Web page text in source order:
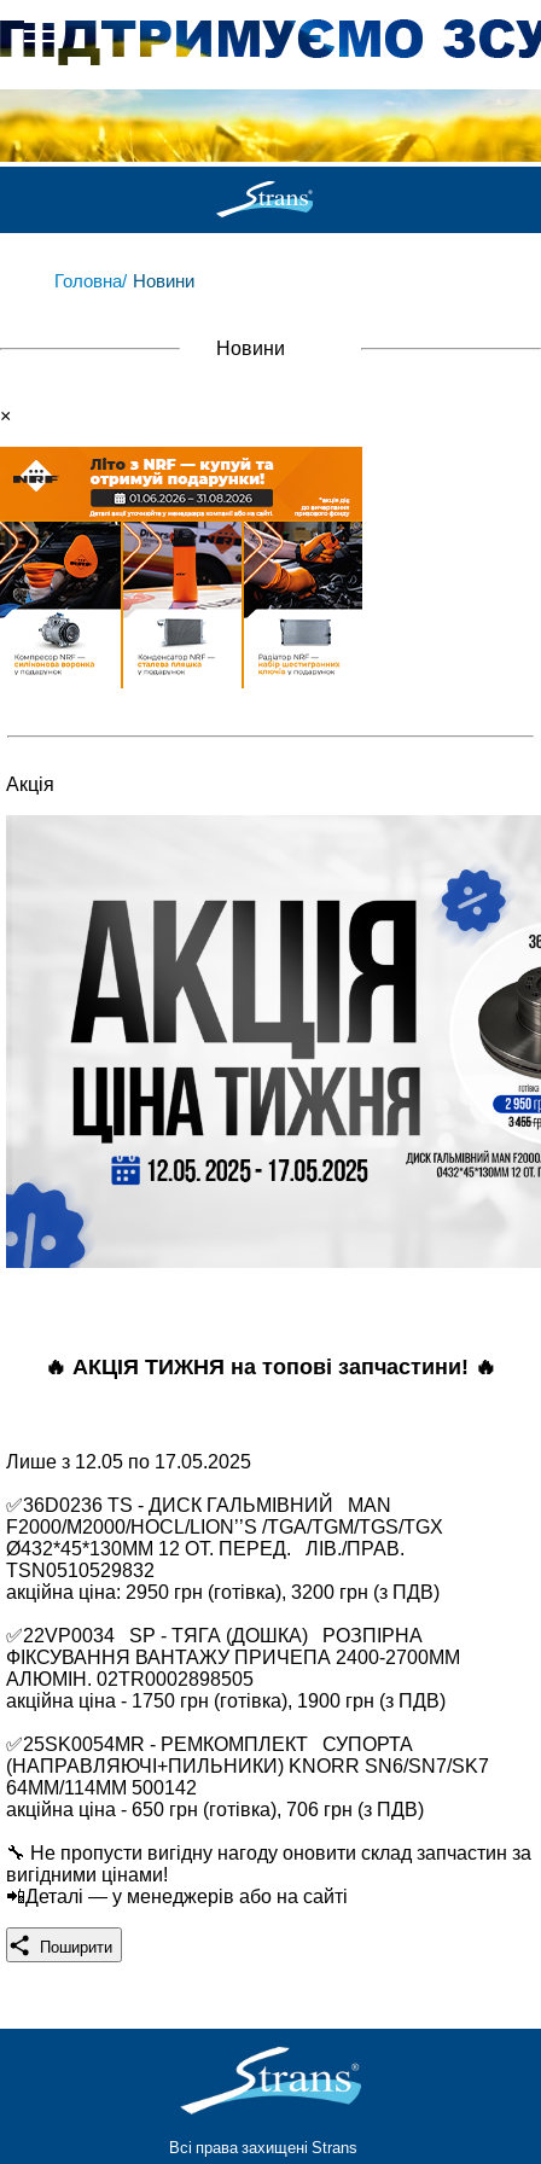
Головна/ Новини
Новини
×
Акція
🔥 АКЦІЯ ТИЖНЯ на топові запчастини! 🔥
Лише з 12.05 по 17.05.2025
✅36D0236 TS - ДИСК ГАЛЬМІВНИЙ MAN
F2000/M2000/HOCL/LION’’S /TGA/TGM/TGS/TGX
Ø432*45*130MM 12 ОТ. ПЕРЕД. ЛІВ./ПРАВ.
TSN0510529832
акційна ціна: 2950 грн (готівка), 3200 грн (з ПДВ)
✅22VP0034 SP - ТЯГА (ДОШКА) РОЗПІРНА
ФІКСУВАННЯ ВАНТАЖУ ПРИЧЕПА 2400-2700MM
АЛЮМІН. 02TR0002898505
акційна ціна - 1750 грн (готівка), 1900 грн (з ПДВ)
✅25SK0054MR - РЕМКОМПЛЕКТ СУПОРТА
(НАПРАВЛЯЮЧІ+ПИЛЬНИКИ) KNORR SN6/SN7/SK7
64MM/114MM 500142
акційна ціна - 650 грн (готівка), 706 грн (з ПДВ)
🔧 Не пропусти вигідну нагоду оновити склад запчастин за
вигідними цінами!
📲Деталі — у менеджерів або на сайті
Поширити
Всі права захищені Strans®